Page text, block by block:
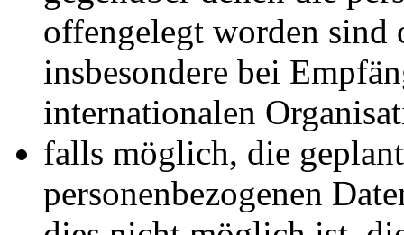
offengelegt worden sind
insbesondere bei
internationalen
falls möglich, die
personenbezogenen